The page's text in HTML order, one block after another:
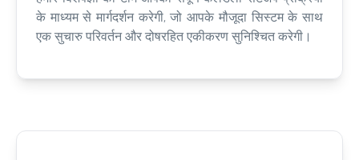
के माध्यम से मार्गदर्शन करेगी, जो आपके मौजूदा सिस्टम के साथ
एक सुचारु परिवर्तन और दोषरहित एकीकरण सुनिश्चित करेगी।